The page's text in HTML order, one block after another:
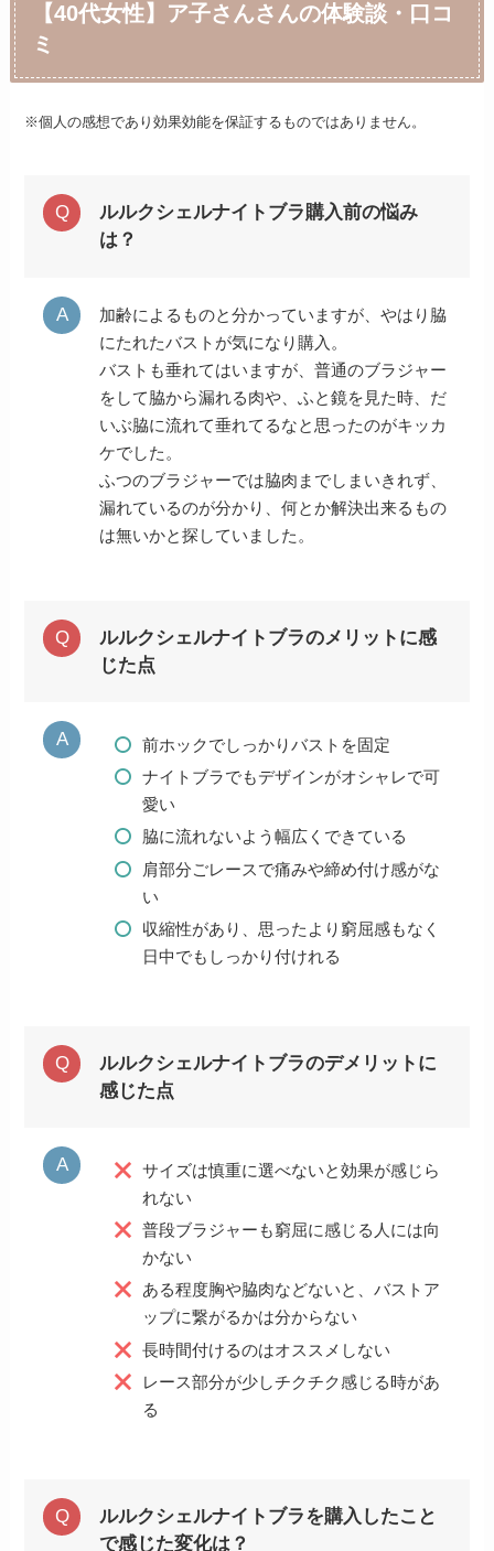
【40代女性】ア子さんさんの体験談・口コ
ミ
※個人の感想であり効果効能を保証するものではありません。
ルルクシェルナイトブラ購入前の悩み
は？
加齢によるものと分かっていますが、やはり脇
にたれたバストが気になり購入。
バストも垂れてはいますが、普通のブラジャー
をして脇から漏れる肉や、ふと鏡を見た時、だ
いぶ脇に流れて垂れてるなと思ったのがキッカ
ケでした。
ふつのブラジャーでは脇肉までしまいきれず、
漏れているのが分かり、何とか解決出来るもの
は無いかと探していました。
ルルクシェルナイトブラのメリットに感
じた点
前ホックでしっかりバストを固定
ナイトブラでもデザインがオシャレで可
愛い
脇に流れないよう幅広くできている
肩部分ごレースで痛みや締め付け感がな
い
収縮性があり、思ったより窮屈感もなく
日中でもしっかり付けれる
ルルクシェルナイトブラのデメリットに
感じた点
サイズは慎重に選べないと効果が感じら
れない
普段ブラジャーも窮屈に感じる人には向
かない
ある程度胸や脇肉などないと、バストア
ップに繋がるかは分からない
長時間付けるのはオススメしない
レース部分が少しチクチク感じる時があ
る
ルルクシェルナイトブラを購入したこと
で感じた変化は？